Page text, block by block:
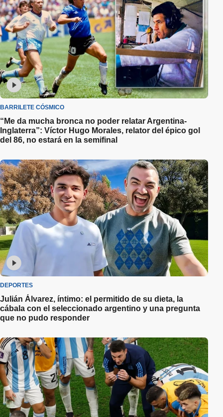
BARRILETE CÓSMICO
“Me da mucha bronca no poder relatar Argentina-
Inglaterra”: Víctor Hugo Morales, relator del épico gol
del 86, no estará en la semifinal
DEPORTES
Julián Álvarez, íntimo: el permitido de su dieta, la
cábala con el seleccionado argentino y una pregunta
que no pudo responder